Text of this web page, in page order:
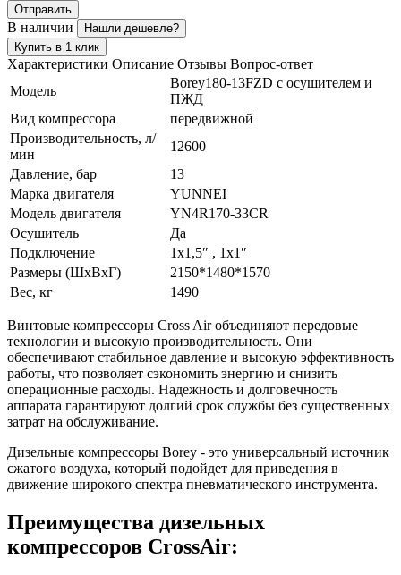
Отправить
В наличии
Нашли дешевле?
Купить в 1 клик
Характеристики Описание Отзывы Вопрос-ответ
Модель
Borey180-13FZD с осушителем и
ПЖД
Вид компрессора
передвижной
Производительность, л/
мин
12600
Давление, бар
13
Марка двигателя
YUNNEI
Модель двигателя
YN4R170-33CR
Осушитель
Да
Подключение
1х1,5″ , 1х1″
Размеры (ШxВxГ)
2150*1480*1570
Вес, кг
1490
Винтовые компрессоры Cross Air объединяют передовые
технологии и высокую производительность. Они
обеспечивают стабильное давление и высокую эффективность
работы, что позволяет сэкономить энергию и снизить
операционные расходы. Надежность и долговечность
аппарата гарантируют долгий срок службы без существенных
затрат на обслуживание.
Дизельные компрессоры Borey - это универсальный источник
сжатого воздуха, который подойдет для приведения в
движение широкого спектра пневматического инструмента.
Преимущества дизельных
компрессоров CrossAir: